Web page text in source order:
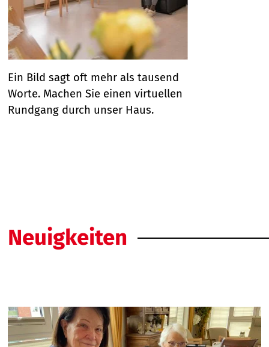
Ein Bild sagt oft mehr als tausend
Worte. Machen Sie einen virtuellen
Rundgang durch unser Haus.
Neuigkeiten